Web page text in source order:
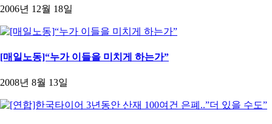
2006년 12월 18일
[매일노동]“누가 이들을 미치게 하는가”
2008년 8월 13일